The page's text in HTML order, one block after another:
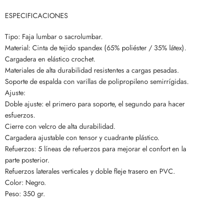
ESPECIFICACIONES
Tipo: Faja lumbar o sacrolumbar.
Material: Cinta de tejido spandex (65% poliéster / 35% látex).
Cargadera en elástico crochet.
Materiales de alta durabilidad resistentes a cargas pesadas.
Soporte de espalda con varillas de polipropileno semirrígidas.
Ajuste:
Doble ajuste: el primero para soporte, el segundo para hacer
esfuerzos.
Cierre con velcro de alta durabilidad.
Cargadera ajustable con tensor y cuadrante plástico.
Refuerzos: 5 líneas de refuerzos para mejorar el confort en la
parte posterior.
Refuerzos laterales verticales y doble fleje trasero en PVC.
Color: Negro.
Peso: 350 gr.